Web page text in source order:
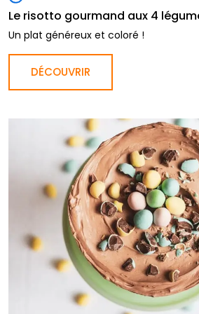
Le risotto gourmand aux 4
Un plat généreux et coloré !
DÉCOUVRIR